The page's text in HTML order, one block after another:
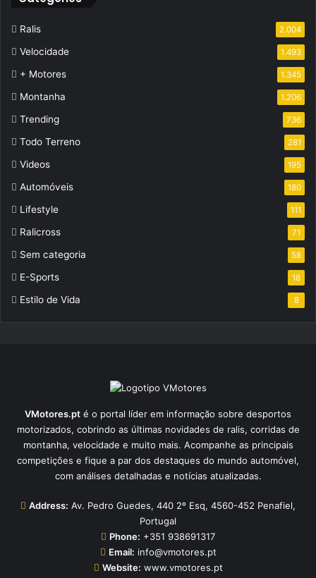
Ralis 2.004
Velocidade 1.493
+ Motores 1.345
Montanha 1.206
Trending 736
Todo Terreno 281
Videos 195
Automóveis 180
Lifestyle 111
Ralicross 71
Sem categoria 58
E-Sports 18
Estilo de Vida 8
VMotores.pt é o portal líder em informação sobre desportos
motorizados, cobrindo as últimas novidades de ralis, corridas de
montanha, velocidade e muito mais. Acompanhe as principais
competições e fique a par dos destaques do mundo automóvel,
com análises detalhadas e notícias atualizadas.
Address: Av. Pedro Guedes, 440 2º Esq, 4560-452 Penafiel,
Portugal
Phone: +351 938691317
Email: info@vmotores.pt
Website: www.vmotores.pt